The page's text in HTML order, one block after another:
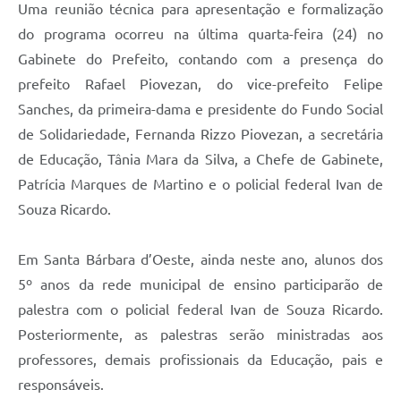
Jornal
Agenda
Contato
Plano Municipal de Segurança Pública
Plano de Contratações Anuais
Uma reunião técnica para apresentação e formalização
do programa ocorreu na última quarta-feira (24) no
Gabinete do Prefeito, contando com a presença do
prefeito Rafael Piovezan, do vice-prefeito Felipe
Sanches, da primeira-dama e presidente do Fundo Social
de Solidariedade, Fernanda Rizzo Piovezan, a secretária
de Educação, Tânia Mara da Silva, a Chefe de Gabinete,
Patrícia Marques de Martino e o policial federal Ivan de
Souza Ricardo.
Em Santa Bárbara d’Oeste, ainda neste ano, alunos dos
5º anos da rede municipal de ensino participarão de
palestra com o policial federal Ivan de Souza Ricardo.
Posteriormente, as palestras serão ministradas aos
professores, demais profissionais da Educação, pais e
responsáveis.